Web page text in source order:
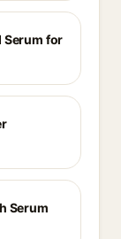
Serum for
Serum